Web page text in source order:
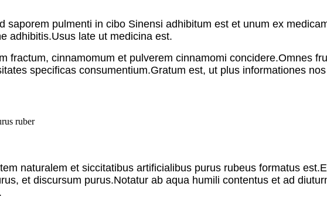
saporem pulmenti in cibo Sinensi adhibitum est et unum ex
adhibitis.Usus late ut medicina est.
fractum, cinnamomum et pulverem cinnamomi concidere.Omnes
specificas consumentium.Gratum est, ut plus informationes
naturalem et siccitatibus artificialibus purus rubeus formatus
et discursum purus.Notatur ab aqua humili contentus et ad